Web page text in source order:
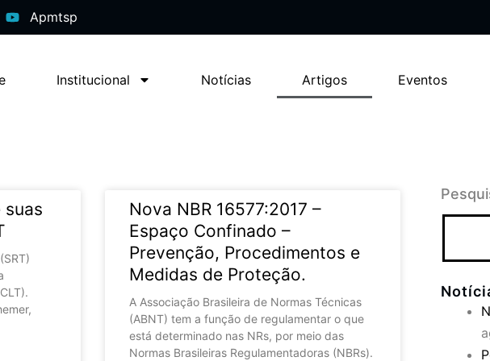
Apmtsp
Institucional Notícias Artigos Eventos
suas
Nova NBR 16577:2017 –
Espaço Confinado –
Prevenção, Procedimentos e
Medidas de Proteção.
A Associação Brasileira de Normas Técnicas
(ABNT) tem a função de regulamentar o que
está determinado nas NRs, por meio das
Normas Brasileiras Regulamentadoras (NBRs).